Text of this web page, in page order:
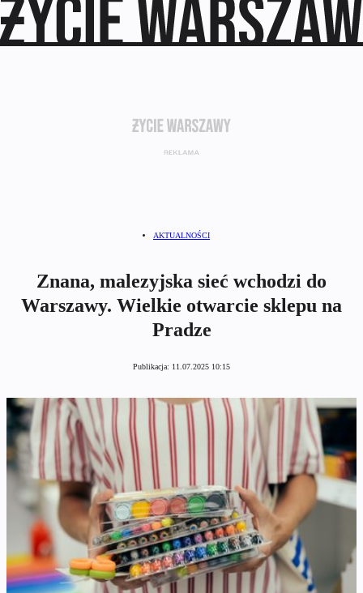
AKTUALNOŚCI
Znana, malezyjska sieć wchodzi do
Warszawy. Wielkie otwarcie sklepu na
Pradze
Publikacja: 11.07.2025 10:15